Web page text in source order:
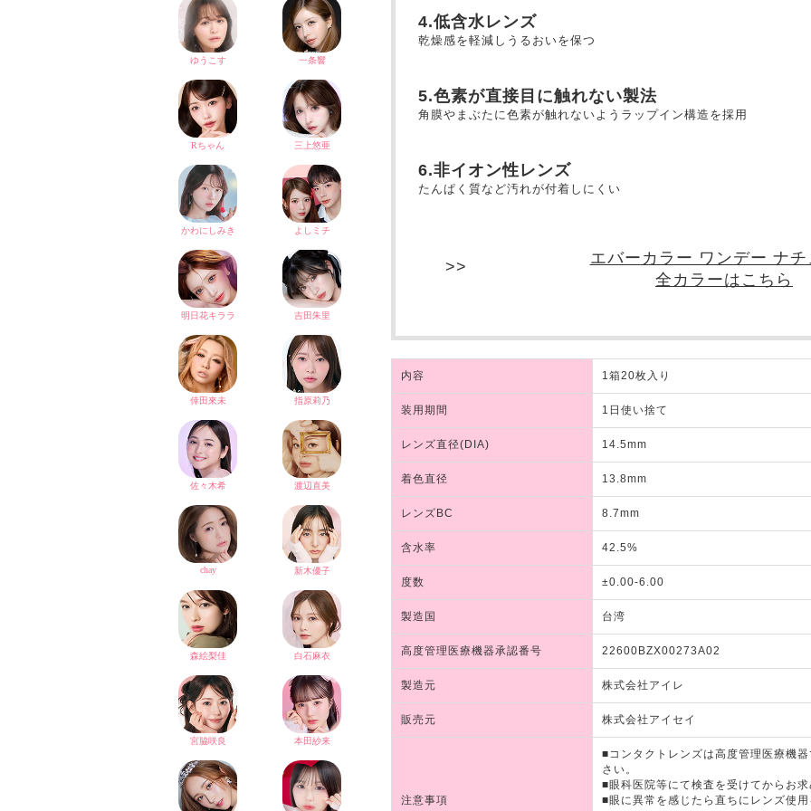
4.低含水レンズ
乾燥感を軽減しうるおいを保つ
5.色素が直接目に触れない製法
角膜やまぶたに色素が触れないようラップイン構造を採用
6.非イオン性レンズ
たんぱく質など汚れが付着しにくい
エバーカラー ワンデー ナチ
全カラーはこちら
内容 1箱20枚入り
装用期間 1日使い捨て
レンズ直径(DIA) 14.5mm
着色直径 13.8mm
レンズBC 8.7mm
含水率 42.5%
度数 ±0.00-6.00
製造国 台湾
高度管理医療機器承認番号 22600BZX00273A02
製造元 株式会社アイレ
販売元 株式会社アイセイ
注意事項
■コンタクトレンズは高度管理医療機
さい。
■眼科医院等にて検査を受けてからお
■眼に異常を感じたら直ちにレンズ使